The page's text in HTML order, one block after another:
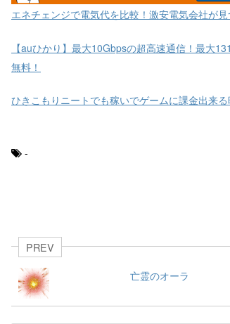
エネチェンジで電気代を比較！激安電気会社が見
【auひかり】最大10Gbpsの超高速通信！最大
無料！
ひきこもりニートでも稼いでゲームに課金出来
-
PREV
亡霊のオーラ